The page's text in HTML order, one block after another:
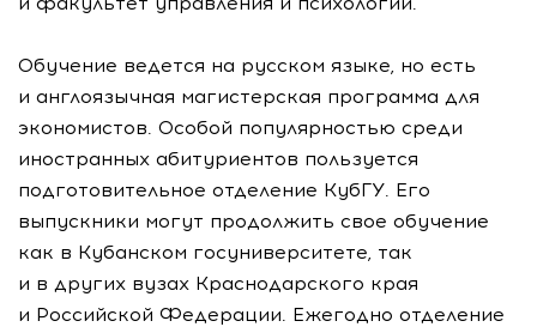
Обучение ведется на русском языке, но есть
и англоязычная магистерская программа для
экономистов. Особой популярностью среди
иностранных абитуриентов пользуется
подготовительное отделение КубГУ. Его
выпускники могут продолжить свое обучение
как в Кубанском госуниверситете, так
и в других вузах Краснодарского края
и Российской Федерации. Ежегодно отделение